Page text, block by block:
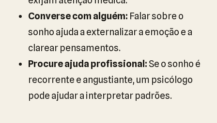
Converse com alguém: Falar sobre o
sonho ajuda a externalizar a emoção e a
clarear pensamentos.
Procure ajuda profissional: Se o sonho é
recorrente e angustiante, um psicólogo
pode ajudar a interpretar padrões.